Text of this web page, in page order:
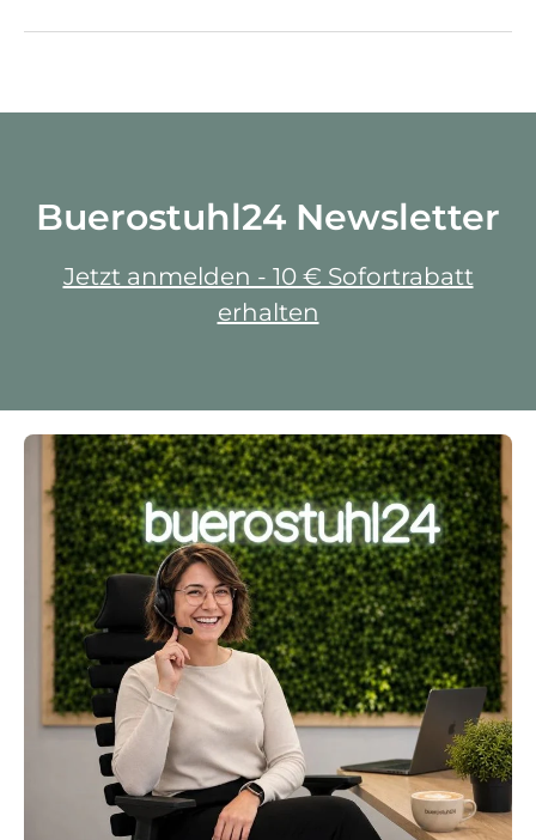
Buerostuhl24 Newsletter
Jetzt anmelden - 10 € Sofortrabatt
erhalten